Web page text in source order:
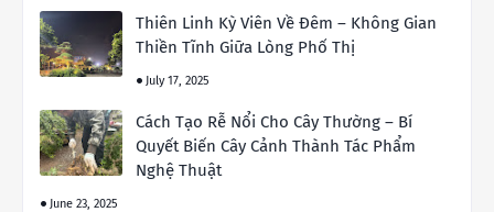
Thiên Linh Kỳ Viên Về Đêm – Không Gian
Thiền Tĩnh Giữa Lòng Phố Thị
July 17, 2025
Cách Tạo Rễ Nổi Cho Cây Thường – Bí
Quyết Biến Cây Cảnh Thành Tác Phẩm
Nghệ Thuật
June 23, 2025